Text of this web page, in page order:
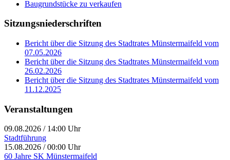
Baugrundstücke zu verkaufen
Sitzungsniederschriften
Bericht über die Sitzung des Stadtrates Münstermaifeld vom
07.05.2026
Bericht über die Sitzung des Stadtrates Münstermaifeld vom
26.02.2026
Bericht über die Sitzung des Stadtrates Münstermaifeld vom
11.12.2025
Veranstaltungen
09.08.2026 / 14:00 Uhr
Stadtführung
15.08.2026 /00:00 Uhr
60 Jahre SK Münstermaifeld